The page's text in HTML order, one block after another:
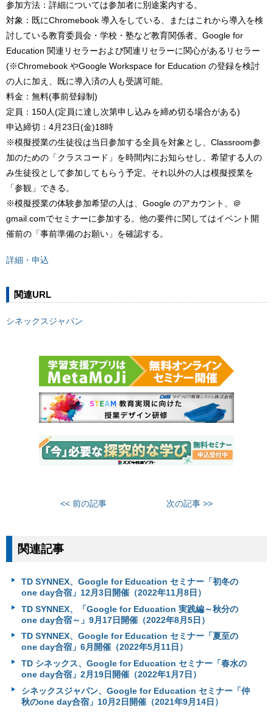
参加方法：詳細については参加者に別途案内する。
対象：既にChromebook 導入をしている、またはこれから導入を検
討している教育委員会・学校・塾など教育関係者。Google for
Education 関連リセラーおよび関連リセラーに関心があるリセラー
(※Chromebook やGoogle Workspace for Education の登録を検討
の人に加え、既に導入済の人も受講可能。
料金：無料(事前登録制)
定員：150人(定員に達し次第申し込みを締め切る場合がある)
申込締切：4月23日(金)18時
※模擬授業の生徒役は当日参加する全員を対象とし、Classroom参
加のための「クラスコード」を時間内にお知らせし、希望する人の
み生徒役として参加してもらう予定。それ以外の人は模擬授業を
「参観」できる。
※模擬授業の体験参加希望の人は、Google のアカウント、＠
gmail.comでセミナーに参加する。他の要件に関してはイベント開
催前の「事前準備のお願い」を確認する。
詳細・申込
関連URL
シネックスジャパン
<< 前の記事 次の記事 >>
関連記事
TD SYNNEX、Google for Education セミナー「初冬の
one day合宿」12月3日開催（2022年11月8日）
TD SYNNEX、「Google for Education 実践編～秋分の
one day合宿～」9月17日開催（2022年8月5日）
TD SYNNEX、Google for Education セミナー「夏至の
one day合宿」6月開催（2022年5月11日）
TD シネックス、Google for Education セミナー「春水の
one day合宿」2月19日開催（2022年1月7日）
シネックスジャパン、Google for Education セミナー「仲
秋のone day合宿」10月2日開催（2021年9月14日）